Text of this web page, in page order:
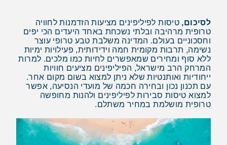
לסיכום, טיסות לפיליפינים מציעות הזדמנות לחוויה
טרופית מרהיבה ובלתי נשכחת באחד היעדים הכי יפים
וחסכוניים בעולם. המדינה משלבת טבע טרופי עוצר
נשימה, תרבות מקומית חמה וידידותית, פעילויות ימיות
ללא סוף ומחירים שמאפשרים לחיות כמו מלכים. למרות
המרחק הרב מישראל, הפיליפינים מציעים חוויות
ייחודיות ואותנטיות שלא ניתן למצוא בשום מקום אחר.
עם תכנון נכון ובחירה חכמה של מועדי הנסיעה, אפשר
למצוא טיסות סבירות לפיליפינים ולהנות מחופשה
טרופית מושלמת במחיר משתלם.